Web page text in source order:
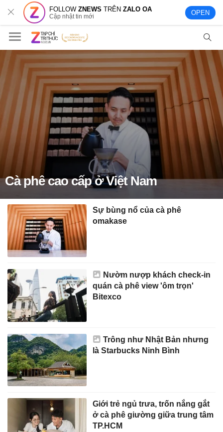
FOLLOWZNEWS TRÊNZALO OA
Cập nhật tin mới OPEN
Cà phê cao cấp ở Việt Nam
Sự bùng nổ của cà phê
omakase
Nườm nượp khách check-in
quán cà phê view 'ôm trọn'
Bitexco
Trông như Nhật Bản nhưng
là Starbucks Ninh Bình
Giới trẻ ngủ trưa, trốn nắng gắt
ở cà phê giường giữa trung tâm
TP.HCM